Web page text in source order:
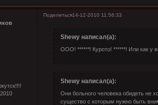
Поделиться14-12-2010 11:56:33
Shewy написал(а):
ООО! ******! Курото! ******! Или как у
Shewy написал(а):
Они больного человека обидеть не
существо с которым нужно быть